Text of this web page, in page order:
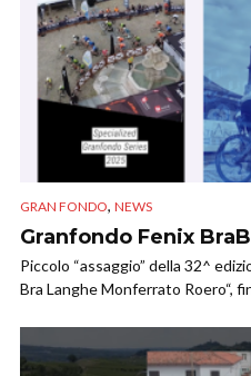
GRAN FONDO, NEWS
Granfondo Fenix
Piccolo “assaggio” della 32^
Bra Langhe Monferrato Roero“,